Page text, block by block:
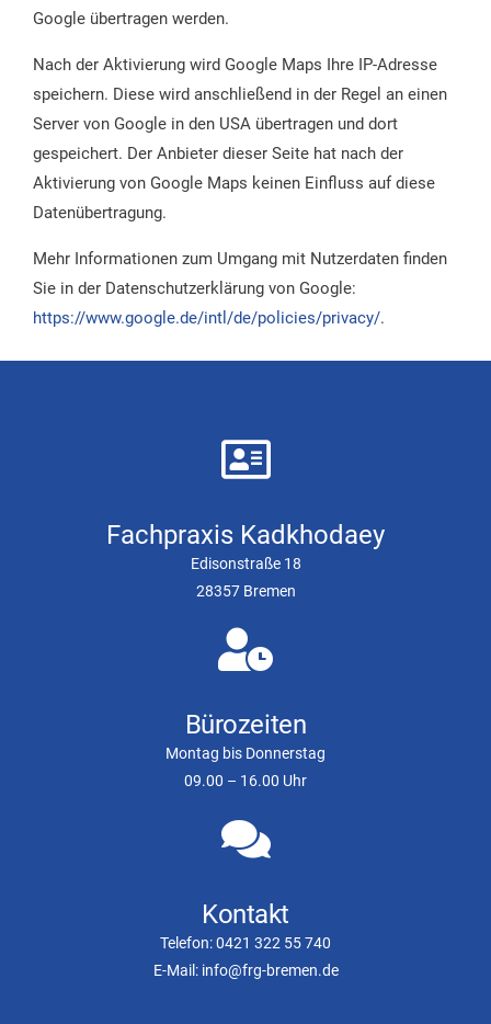
Google übertragen werden.
Nach der Aktivierung wird Google Maps Ihre IP-Adresse
speichern. Diese wird anschließend in der Regel an einen
Server von Google in den USA übertragen und dort
gespeichert. Der Anbieter dieser Seite hat nach der
Aktivierung von Google Maps keinen Einfluss auf diese
Datenübertragung.
Mehr Informationen zum Umgang mit Nutzerdaten finden
Sie in der Datenschutzerklärung von Google:
https://www.google.de/intl/de/policies/privacy/.
Fachpraxis Kadkhodaey
Edisonstraße 18
28357 Bremen
Bürozeiten
Montag bis Donnerstag
09.00 – 16.00 Uhr
Kontakt
Telefon: 0421 322 55 740
E-Mail: info@frg-bremen.de